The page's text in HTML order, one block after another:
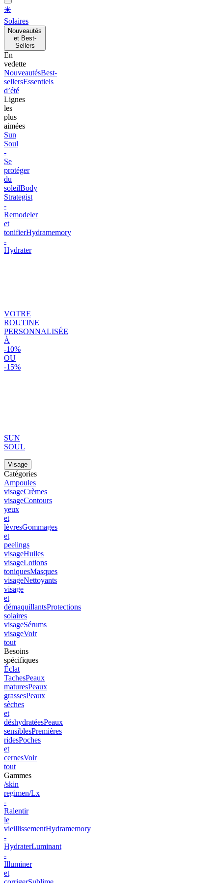
☀️
Solaires
Nouveautés
et Best-
Sellers
En
vedette
NouveautésBest-
sellersEssentiels
d’été
Lignes
les
plus
aimées
Sun
Soul
-
Se
protéger
du
soleilBody
Strategist
-
Remodeler
et
tonifierHydramemory
-
Hydrater
VOTRE
ROUTINE
PERSONNALISÉE
À
-10%
OU
-15%
SUN
SOUL
Visage
Catégories
Ampoules
visageCrèmes
visageContours
yeux
et
lèvresGommages
et
peelings
visageHuiles
visageLotions
toniquesMasques
visageNettoyants
visage
et
démaquillantsProtections
solaires
visageSérums
visageVoir
tout
Besoins
spécifiques
Éclat
TachesPeaux
maturesPeaux
grassesPeaux
sèches
et
déshydratéesPeaux
sensiblesPremières
ridesPoches
et
cernesVoir
tout
Gammes
/skin
regimen/Lx
-
Ralentir
le
vieillissementHydramemory
-
HydraterLuminant
-
Illuminer
et